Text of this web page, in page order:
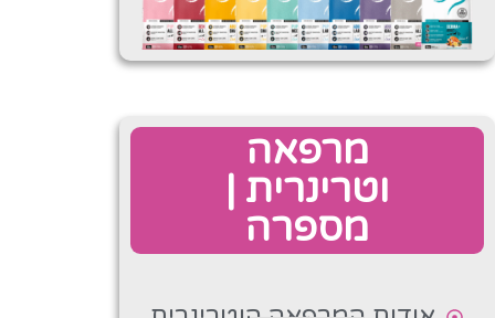
מרפאה
וטרינרית |
מספרה